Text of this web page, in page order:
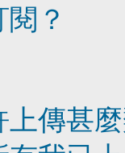
？
傳甚